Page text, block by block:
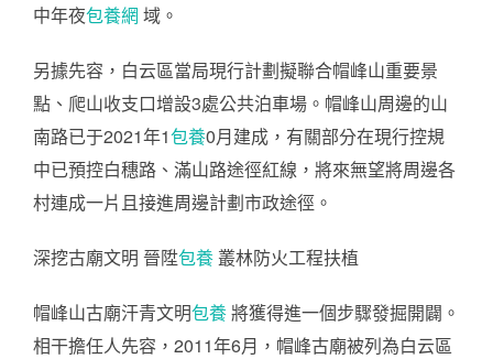
中年夜包養網 域。
另據先容，白云區當局現行計劃擬聯合帽峰山重要景
點、爬山收支口增設3處公共泊車場。帽峰山周邊的山
南路已于2021年1包養0月建成，有關部分在現行控規
中已預控白穗路、滿山路途徑紅線，將來無望將周邊各
村連成一片且接進周邊計劃市政途徑。
深挖古廟文明 晉陞包養 叢林防火工程扶植
帽峰山古廟汗青文明包養將獲得進一個步驟發掘開闢。
相干擔任人先容，2011年6月，帽峰古廟被列為白云區